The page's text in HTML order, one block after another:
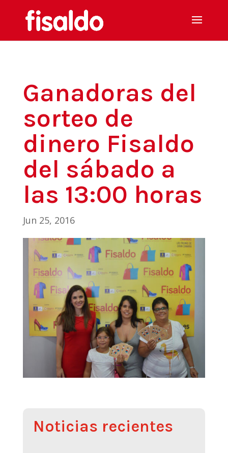
Ganadoras del
sorteo de
dinero Fisaldo
del sábado a
las 13:00 horas
Jun 25, 2016
Noticias recientes